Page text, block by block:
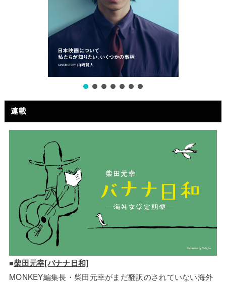
連載
■柴田元幸[バナナ日和]
MONKEY編集長・柴田元幸がまだ翻訳のされていない海外